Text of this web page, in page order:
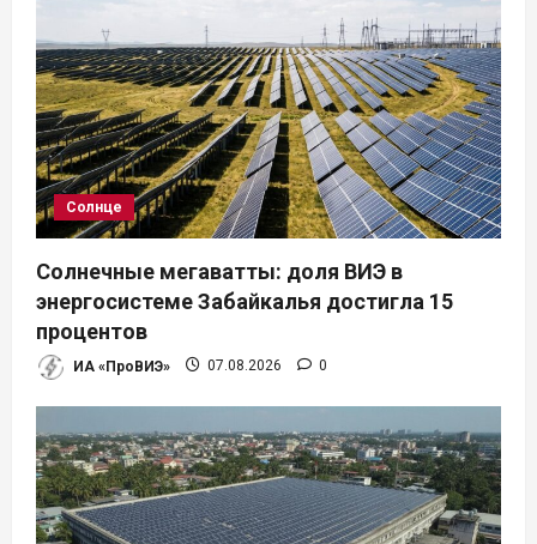
м
Солнце
Солнечные мегаватты: доля ВИЭ в
энергосистеме Забайкалья достигла 15
процентов
ИА «ПроВИЭ» 07.08.2026 0